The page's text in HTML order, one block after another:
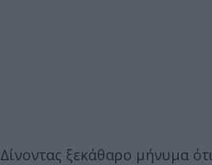
Δίνοντας ξεκάθαρο μήνυμα ότι